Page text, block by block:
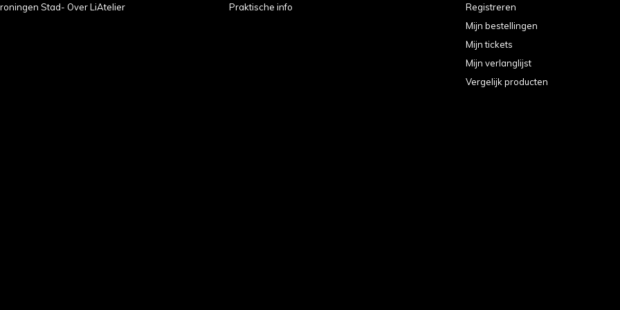
Stad- Over LiAtelier Praktische info
Registreren
Mijn bestellingen
Mijn tickets
Mijn verlanglijst
Vergelijk producten